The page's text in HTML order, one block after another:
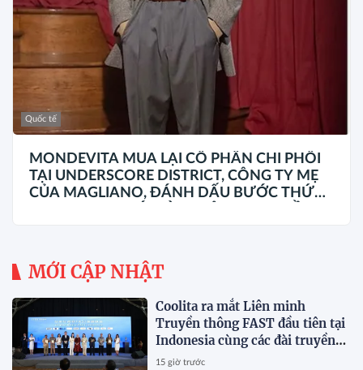
Quốc tế
MONDEVITA MUA LẠI CỔ PHẦN CHI PHỐI
TẠI UNDERSCORE DISTRICT, CÔNG TY MẸ
CỦA MAGLIANO, ĐÁNH DẤU BƯỚC THỨ
MỚI CẬP NHẬT
Coolita ra mắt Liên minh
Truyền thông FAST đầu tiên tại
Indonesia cùng các đài truyền
hình hàng đầu
15 giờ trước